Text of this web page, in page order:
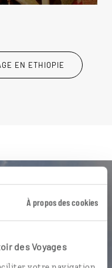
À propos des cookies
des Voyages
EN ETHIOPIE
en Ethiopie
en 1